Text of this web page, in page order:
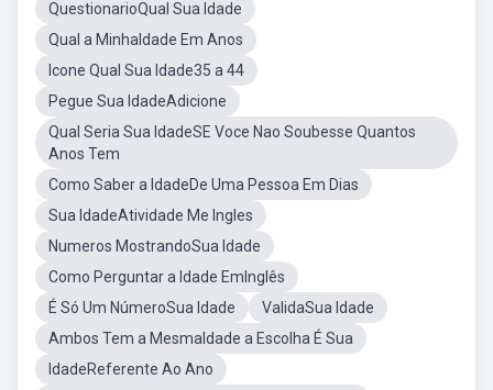
QuestionarioQual Sua Idade
Qual a MinhaIdade Em Anos
Icone Qual Sua Idade35 a 44
Pegue Sua IdadeAdicione
Qual Seria Sua IdadeSE Voce Nao Soubesse Quantos
Anos Tem
Como Saber a IdadeDe Uma Pessoa Em Dias
Sua IdadeAtividade Me Ingles
Numeros MostrandoSua Idade
Como Perguntar a Idade EmInglês
É Só Um NúmeroSua Idade
ValidaSua Idade
Ambos Tem a MesmaIdade a Escolha É Sua
IdadeReferente Ao Ano